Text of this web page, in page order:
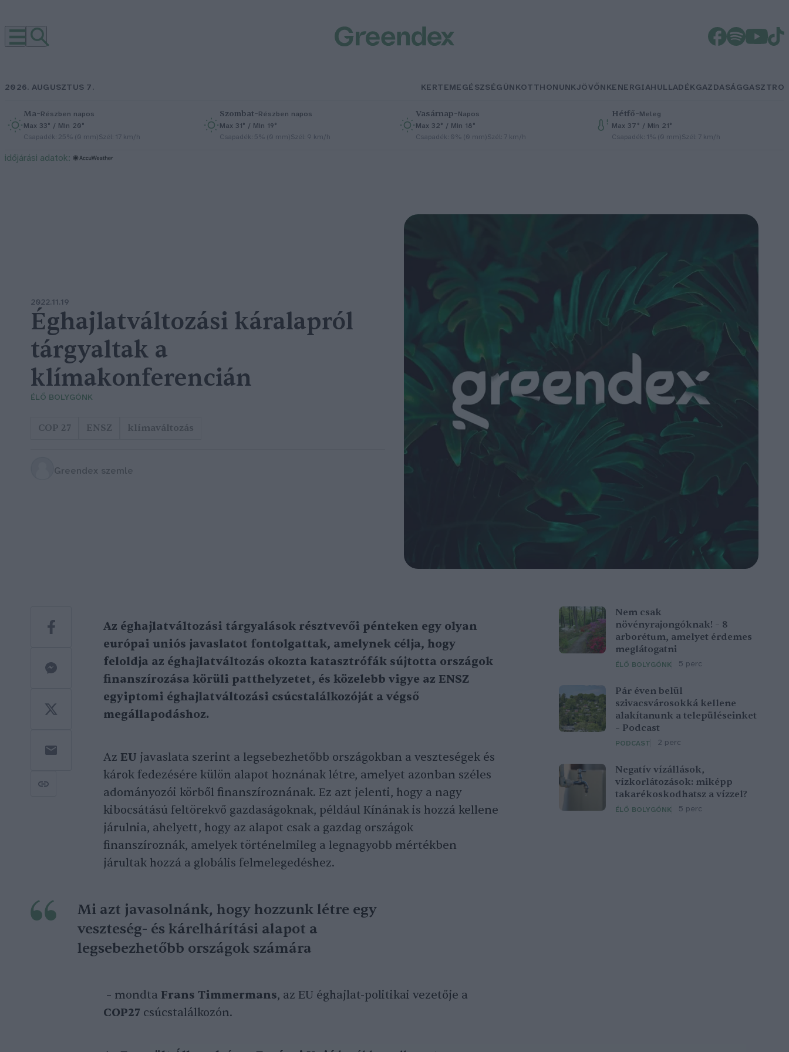
2026. AUGUSZTUS 7. KERTEMEGÉSZSÉGÜNKOTTHONUNKJÖVŐNKENERGIAHULLADÉKGAZDASÁGGASZTRO
Ma–Részben napos
Max 33° / Min 20°
Csapadék: 25% (0 mm)Szél: 17 km/h
Szombat–Részben napos
Max 31° / Min 19°
Csapadék: 5% (0 mm)Szél: 9 km/h
Vasárnap–Napos
Max 32° / Min 18°
Csapadék: 0% (0 mm)Szél: 7 km/h
Hétfő–Meleg
Max 37° / Min 21°
Csapadék: 1% (0 mm)Szél: 7 km/h
időjárási adatok:
2022.11.19
Éghajlatváltozási káralapról
tárgyaltak a
klímakonferencián
ÉLŐ BOLYGÓNK
COP 27 ENSZ klímaváltozás
Greendex szemle
Az éghajlatváltozási tárgyalások résztvevői pénteken egy olyan
európai uniós javaslatot fontolgattak, amelynek célja, hogy
feloldja az éghajlatváltozás okozta katasztrófák sújtotta országok
finanszírozása körüli patthelyzetet, és közelebb vigye az ENSZ
egyiptomi éghajlatváltozási csúcstalálkozóját a végső
megállapodáshoz.
Az EU javaslata szerint a legsebezhetőbb országokban a veszteségek és
károk fedezésére külön alapot hoznának létre, amelyet azonban széles
adományozói körből finanszíroznának. Ez azt jelenti, hogy a nagy
kibocsátású feltörekvő gazdaságoknak, például Kínának is hozzá kellene
járulnia, ahelyett, hogy az alapot csak a gazdag országok
finanszíroznák, amelyek történelmileg a legnagyobb mértékben
járultak hozzá a globális felmelegedéshez.
Mi azt javasolnánk, hogy hozzunk létre egy
veszteség- és kárelhárítási alapot a
legsebezhetőbb országok számára
– mondta Frans Timmermans, az EU éghajlat-politikai vezetője a
COP27 csúcstalálkozón.
Nem csak
növényrajongóknak! – 8
arborétum, amelyet érdemes
meglátogatni
ÉLŐ BOLYGÓNK 5 perc
Pár éven belül
szivacsvárosokká kellene
alakítanunk a településeinket
– Podcast
PODCAST 2 perc
Negatív vízállások,
vízkorlátozások: miképp
takarékoskodhatsz a vízzel?
ÉLŐ BOLYGÓNK 5 perc